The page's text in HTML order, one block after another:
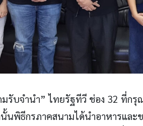
รับจำนำ” ไทยรัฐทีวี ช่อง 32 ที่ก
นพิธีกรภาคสนามได้นำอาหารแล